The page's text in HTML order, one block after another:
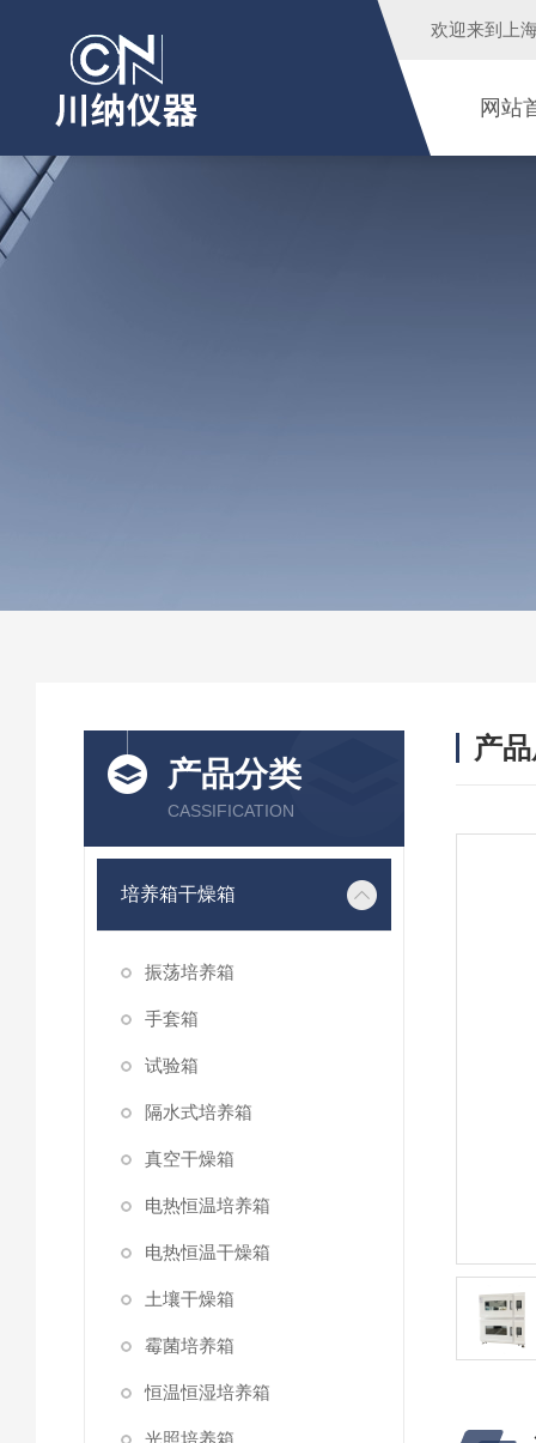
欢迎来到 上
网站
产品分类
CASSIFICATION
培养箱干燥箱
振荡培养箱
手套箱
试验箱
隔水式培养箱
真空干燥箱
电热恒温培养箱
电热恒温干燥箱
土壤干燥箱
霉菌培养箱
恒温恒湿培养箱
光照培养箱
产